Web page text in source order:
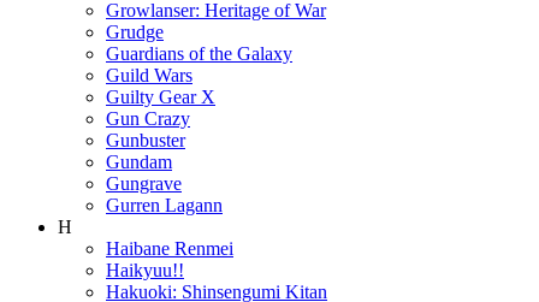
Growlanser: Heritage of War
Grudge
Guardians of the Galaxy
Guild Wars
Guilty Gear X
Gun Crazy
Gunbuster
Gundam
Gungrave
Gurren Lagann
H
Haibane Renmei
Haikyuu!!
Hakuoki: Shinsengumi Kitan